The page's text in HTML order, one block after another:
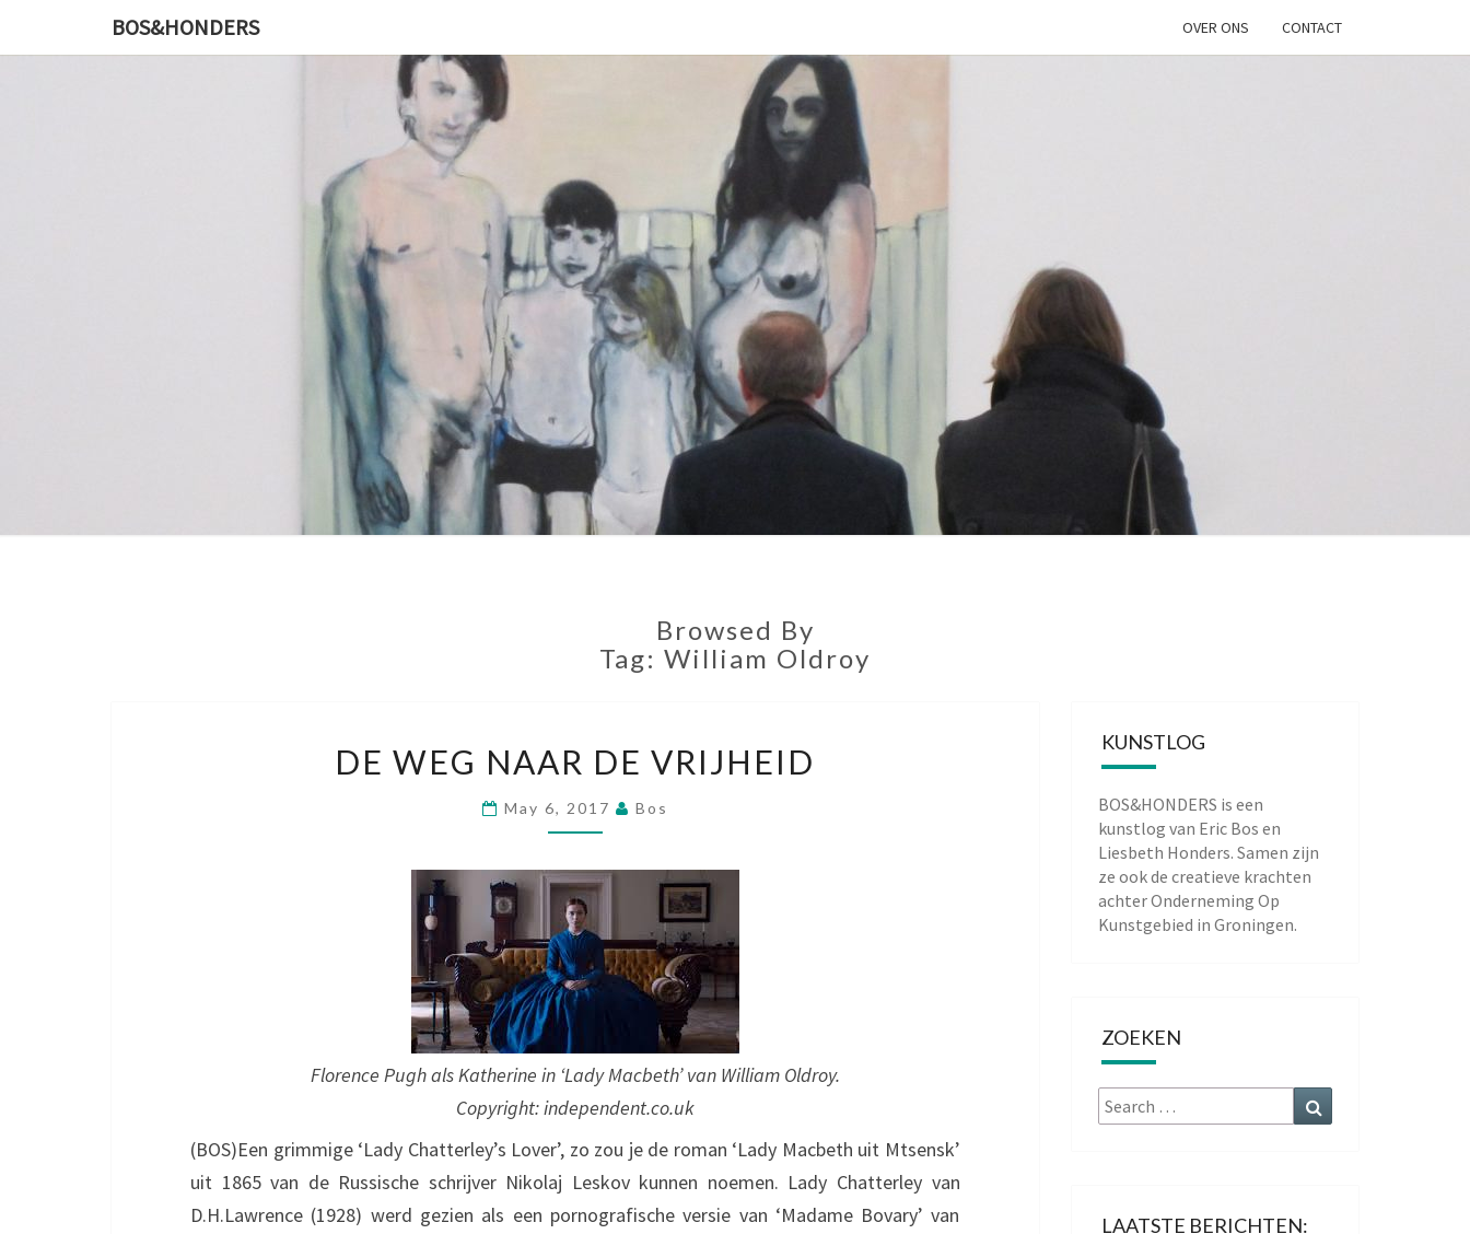
BOS&HONDERS OVER ONS CONTACT
BOS&HONDERS
Kunstlog
Browsed By
Tag: William Oldroy
E
E
N
A
A
R
D
E
J
H
E
D
DE WEG NAAR DE VRIJHEID
May 6, 2017 Bos
Florence Pugh als Katherine in ‘Lady Macbeth’ van William Oldroy.
Copyright: independent.co.uk
(BOS)Een grimmige ‘Lady Chatterley’s Lover’, zo zou je de roman ‘Lady Macbeth uit Mtsensk’
uit 1865 van de Russische schrijver Nikolaj Leskov kunnen noemen. Lady Chatterley van
D.H.Lawrence (1928) werd gezien als een pornografische versie van ‘Madame Bovary’ van
KUNSTLOG
BOS&HONDERS is een
kunstlog van Eric Bos en
Liesbeth Honders. Samen zijn
ze ook de creatieve krachten
achterOnderneming Op
Kunstgebied in Groningen.
ZOEKEN
Search
for:
LAATSTE BERICHTEN: